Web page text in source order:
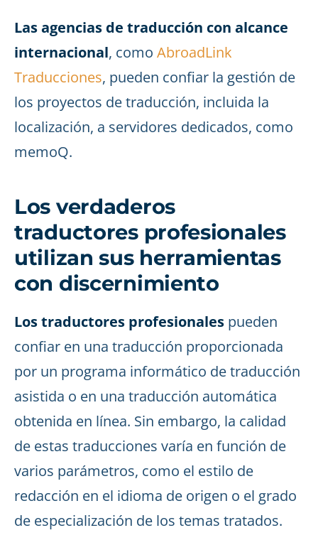
Las agencias de traducción con alcance
internacional, como AbroadLink
Traducciones, pueden confiar la gestión de
los proyectos de traducción, incluida la
localización, a servidores dedicados, como
memoQ.
Los verdaderos
traductores profesionales
utilizan sus herramientas
con discernimiento
Los traductores profesionales pueden
confiar en una traducción proporcionada
por un programa informático de traducción
asistida o en una traducción automática
obtenida en línea. Sin embargo, la calidad
de estas traducciones varía en función de
varios parámetros, como el estilo de
redacción en el idioma de origen o el grado
de especialización de los temas tratados.